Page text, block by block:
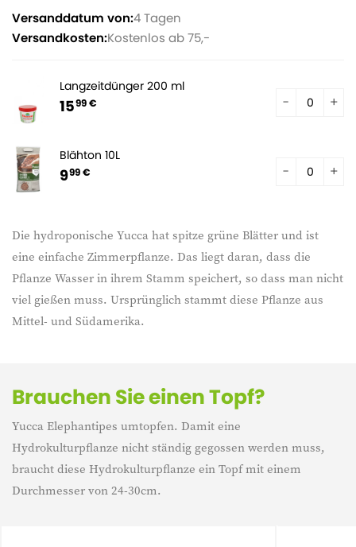
Die hydroponische Yucca hat spitze grüne Blätter und ist
eine einfache Zimmerpflanze. Das liegt daran, dass die
Pflanze Wasser in ihrem Stamm speichert, so dass man nicht
viel gießen muss. Ursprünglich stammt diese Pflanze aus
Mittel- und Südamerika.
Versanddatum von:4 Tagen
Versandkosten:Kostenlos ab 75,-
Langzeitdünger 200 ml
1599 €
Blähton 10L
999 €
Brauchen Sie einen Topf?
Yucca Elephantipes umtopfen. Damit eine
Hydrokulturpflanze nicht ständig gegossen werden muss,
braucht diese Hydrokulturpflanze ein Topf mit einem
Durchmesser von 24-30cm.